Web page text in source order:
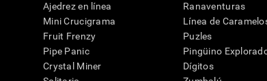
Ajedrez en línea
Mini Crucigrama
Fruit Frenzy
Pipe Panic
Crystal Miner
Ranaventuras
Línea de
Puzles
Pingüino
Dígitos